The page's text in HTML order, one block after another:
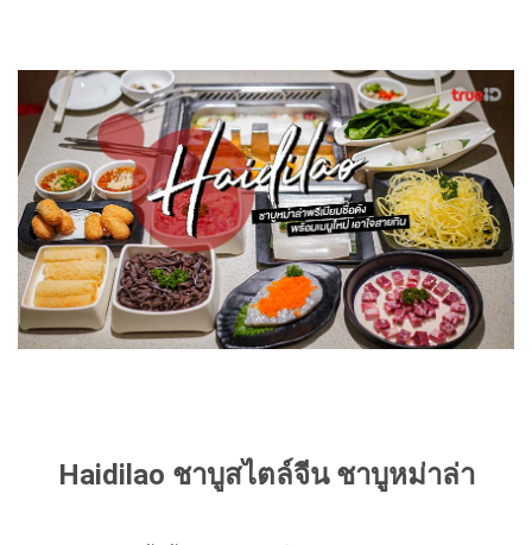
Haidilao ชาบูสไตล์จีน ชาบูหม่าล่า